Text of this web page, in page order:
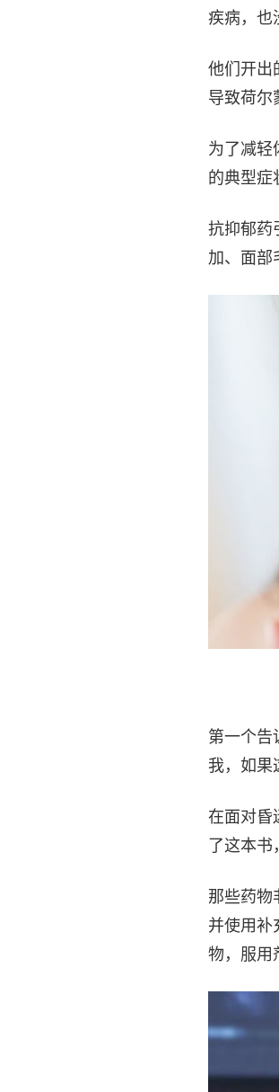
疾病，也
他们开出
导致荷尔
为了减轻
的典型症
抗抑郁药
加、面部
第一个告
我，如果
在面对昏
了这本
那些药物
并使用补
物，服用